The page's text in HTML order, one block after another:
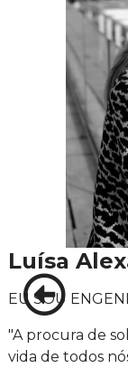
Luísa
EU SOU
"A procura de
vida de todos